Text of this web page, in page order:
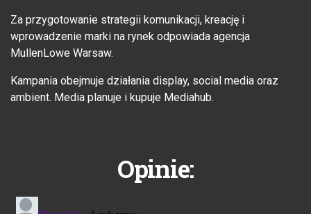
Za przygotowanie strategii komunikacji, kreację i
wprowadzenie marki na rynek odpowiada agencja
MullenLowe Warsaw.
Kampania obejmuje działania display, social media oraz
ambient. Media planuje i kupuje Mediahub.
Opinie: